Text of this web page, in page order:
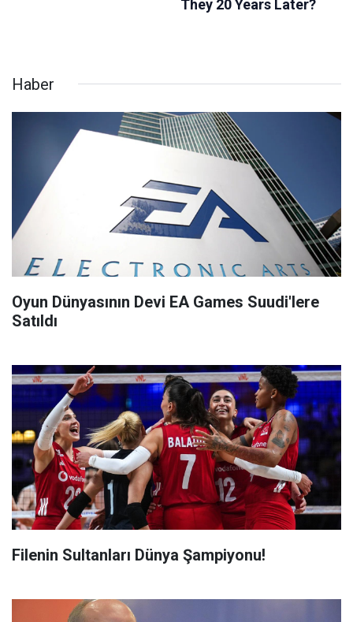
Haber
Oyun Dünyasının Devi EA Games Suudi'lere
Satıldı
Filenin Sultanları Dünya Şampiyonu!